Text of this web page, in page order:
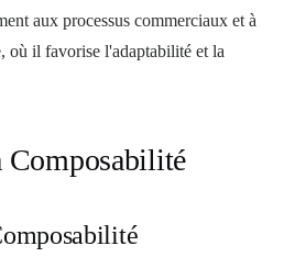
aux processus commerciaux et à
où il favorise l'adaptabilité et la
Composabilité